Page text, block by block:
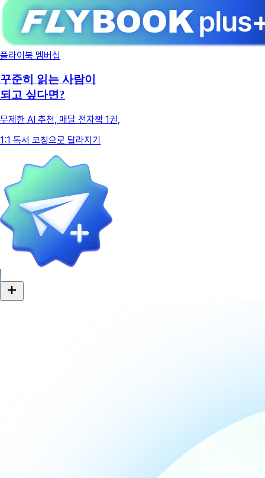
플라이북 멤버십
꾸준히 읽는 사람이
되고 싶다면?
무제한 AI 추천, 매달 전자책 1권,
1:1 독서 코칭으로 달라지기